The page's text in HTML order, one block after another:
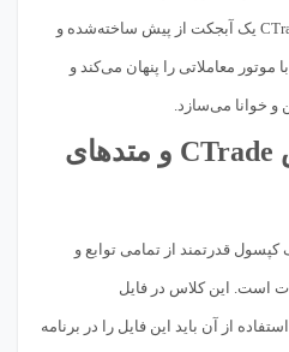
است. کلاس CTrade یک آبجکت از پیش ساخته‌شده و
موتور معاملاتی را پنهان می‌کند و
و خوانا می‌سازد.
معرفی کامل کلاس CTrade و متدهای
کپسول قدرتمند از تمامی توابع و
است. این کلاس در فایل
از آن باید این فایل را در برنامه